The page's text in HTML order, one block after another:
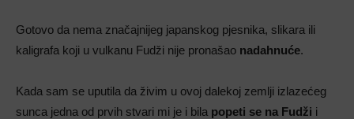
Gotovo da nema značajnijeg japanskog pjesnika, slikara ili
kaligrafa koji u vulkanu Fudži nije pronašao nadahnuće.
Kada sam se uputila da živim u ovoj dalekoj zemlji izlazećeg
sunca jedna od prvih stvari mi je i bila popeti se na Fudži i